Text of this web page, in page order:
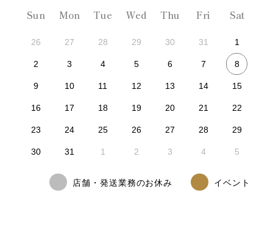
Sun Mon Tue Wed Thu Fri Sat
26 27 28 29 30 31 1
2 3 4 5 6 7 8
9 10 11 12 13 14 15
16 17 18 19 20 21 22
23 24 25 26 27 28 29
30 31 1 2 3 4 5
店舗・発送業務のお休み イベント